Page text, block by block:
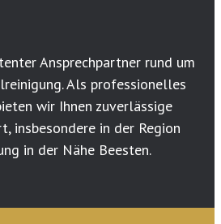
Ansprechpartner rund um
Als professionelles
wir Ihnen zuverlässige
insbesondere in der Region
in der Nähe Beesten.